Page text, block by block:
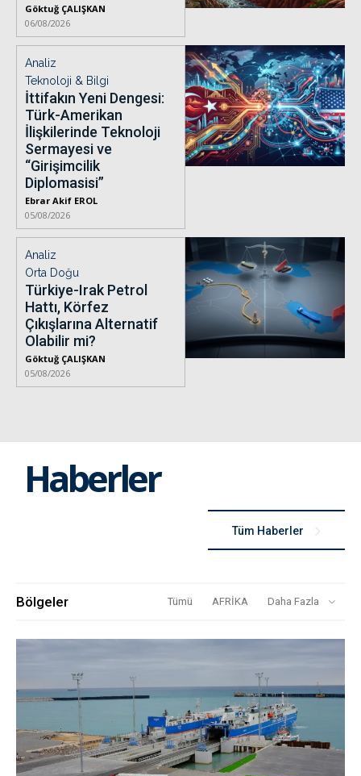
Göktuğ ÇALIŞKAN
06/08/2026
Analiz
Teknoloji & Bilgi
İttifakın Yeni Dengesi:
Türk-Amerikan
İlişkilerinde Teknoloji
Sermayesi ve
“Girişimcilik
Diplomasisi”
Ebrar Akif EROL
05/08/2026
Analiz
Orta Doğu
Türkiye-Irak Petrol
Hattı, Körfez
Çıkışlarına Alternatif
Olabilir mi?
Göktuğ ÇALIŞKAN
05/08/2026
Haberler
Tüm Haberler
Bölgeler Tümü AFRİKA Daha Fazla